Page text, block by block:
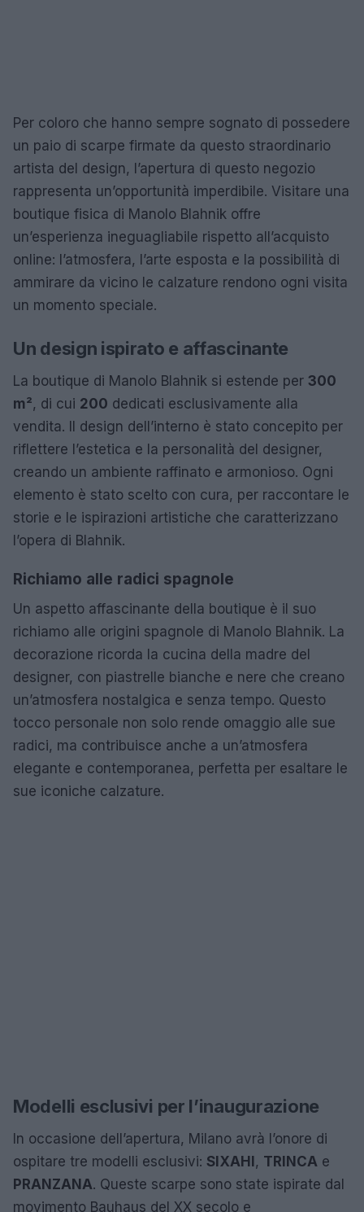
Per coloro che hanno sempre sognato di possedere
un paio di scarpe firmate da questo straordinario
artista del design, l’apertura di questo negozio
rappresenta un’opportunità imperdibile. Visitare una
boutique fisica di Manolo Blahnik offre
un’esperienza ineguagliabile rispetto all’acquisto
online: l’atmosfera, l’arte esposta e la possibilità di
ammirare da vicino le calzature rendono ogni visita
un momento speciale.
Un design ispirato e affascinante
La boutique di Manolo Blahnik si estende per 300
m², di cui 200 dedicati esclusivamente alla
vendita. Il design dell’interno è stato concepito per
riflettere l’estetica e la personalità del designer,
creando un ambiente raffinato e armonioso. Ogni
elemento è stato scelto con cura, per raccontare le
storie e le ispirazioni artistiche che caratterizzano
l’opera di Blahnik.
Richiamo alle radici spagnole
Un aspetto affascinante della boutique è il suo
richiamo alle origini spagnole di Manolo Blahnik. La
decorazione ricorda la cucina della madre del
designer, con piastrelle bianche e nere che creano
un’atmosfera nostalgica e senza tempo. Questo
tocco personale non solo rende omaggio alle sue
radici, ma contribuisce anche a un’atmosfera
elegante e contemporanea, perfetta per esaltare le
sue iconiche calzature.
Modelli esclusivi per l’inaugurazione
In occasione dell’apertura, Milano avrà l’onore di
ospitare tre modelli esclusivi: SIXAHI, TRINCA e
PRANZANA. Queste scarpe sono state ispirate dal
movimento Bauhaus del XX secolo e